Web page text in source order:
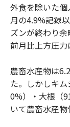
外食を除いた
月の4.9%記録
ズンが終わり
前月比上方圧力
農畜水産物は
た。しかしキ
0%）・大根（
いて農畜水産物